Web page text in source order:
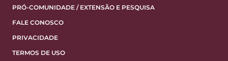
PRÓ-COMUNIDADE / EXTENSÃO E PESQUISA
FALE CONOSCO
PRIVACIDADE
TERMOS DE USO